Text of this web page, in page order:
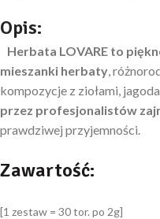
Opis:
Herbata LOVARE to
mieszanki herbaty ,
kompozycje z ziołami,
przez profesjonalistów
prawdziwej przyjemności.
Zawartość:
[1 zestaw = 30 tor. po 2g]